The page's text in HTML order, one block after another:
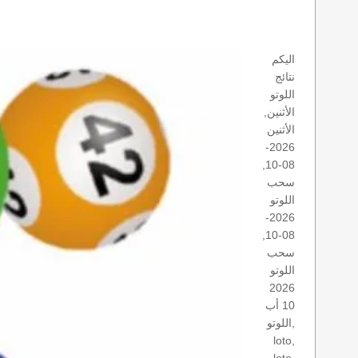
اليكم
نتائج
اللوتو
الأثنين,
الأثنين
2026-
سحب
اللوتو
2026-
سحب
اللوتو
2026
10 أب
اللوتو,
loto,